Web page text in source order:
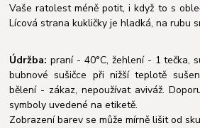
Vaše ratolest méně potit, i když to s
Lícová strana kukličky je hladká, na rubu
Údržba: praní - 40°C, žehlení - 1 tečka,
bubnové sušičce při nižší teplotě
bělení - zákaz, nepoužívat aviváž.
symboly uvedené na etiketě.
Zobrazení barev se může mírně lišit od